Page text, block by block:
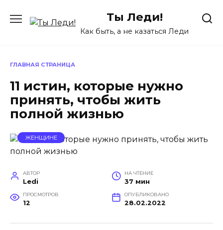
содержанию
Ты Леди!
Как быть, а не казаться Леди
ГЛАВНАЯ СТРАНИЦА
11 истин, которые нужно
принять, чтобы жить
полной жизнью
ЖЕНЩИНЕ
АВТОР
Ledi
НА ЧТЕНИЕ
37 мин
ПРОСМОТРОВ
12
ОПУБЛИКОВАНО
28.02.2022